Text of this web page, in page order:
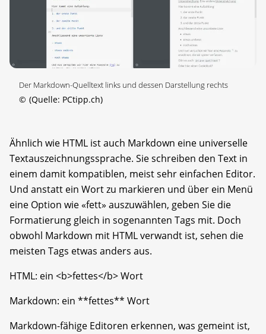
Der Markdown-Quelltext links und dessen Darstellung rechts
© (Quelle: PCtipp.ch)
Ähnlich wie HTML ist auch Markdown eine universelle
Textauszeichnungssprache. Sie schreiben den Text in
einem damit kompatiblen, meist sehr einfachen Editor.
Und anstatt ein Wort zu markieren und über ein Menü
eine Option wie «fett» auszuwählen, geben Sie die
Formatierung gleich in sogenannten Tags mit. Doch
obwohl Markdown mit HTML verwandt ist, sehen die
meisten Tags etwas anders aus.
HTML: ein <b>fettes</b> Wort
Markdown: ein **fettes** Wort
Markdown-fähige Editoren erkennen, was gemeint ist,